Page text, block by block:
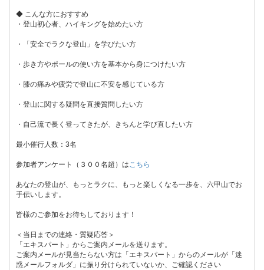
◆ こんな方におすすめ
・登山初心者、ハイキングを始めたい方
・「安全でラクな登山」を学びたい方
・歩き方やポールの使い方を基本から身につけたい方
・膝の痛みや疲労で登山に不安を感じている方
・登山に関する疑問を直接質問したい方
・自己流で長く登ってきたが、きちんと学び直したい方
最小催行人数：3名
参加者アンケート（３００名超）はこちら
あなたの登山が、もっとラクに、もっと楽しくなる一歩を、六甲山でお
手伝いします。
皆様のご参加をお待ちしております！
＜当日までの連絡・質疑応答＞
「エキスパート」からご案内メールを送ります。
ご案内メールが見当たらない方は「エキスパート」からのメールが「迷
惑メールフォルダ」に振り分けられていないか、ご確認ください